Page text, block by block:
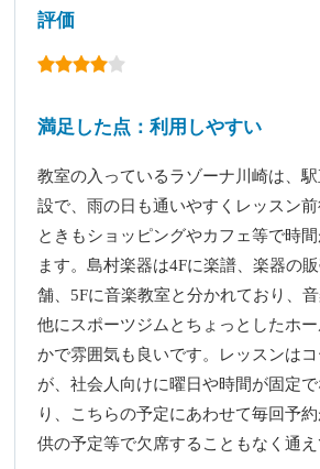
評価
満足した点：利用しやすい
教室の入っているラゾーナ川崎は、
設で、雨の日も通いやすくレッスン
ときもショッピングやカフェ等で時
ます。島村楽器は4Fに楽譜、楽器の
舗、5Fに音楽教室と分かれており、
他にスポーツジムとちょっとしたホ
かで雰囲気も良いです。レッスンは
が、社会人向けに曜日や時間が固定
り、こちらの予定にあわせて毎回予
供の予定等で欠席することもなく通え